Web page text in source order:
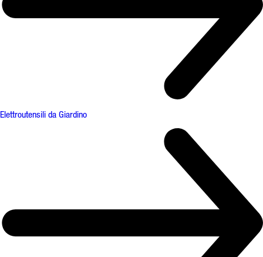
Elettroutensili da Giardino